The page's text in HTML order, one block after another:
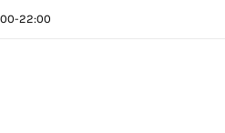
22:00